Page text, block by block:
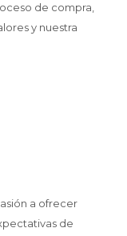
de compra,
y nuestra
a ofrecer
de